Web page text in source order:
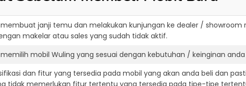
janji temu dan melakukan kunjungan ke dealer / showroom
makelar atau sales yang sudah tidak aktif.
mobil Wuling yang sesuai dengan kebutuhan / keinginan
dan fitur yang tersedia pada mobil yang akan anda beli dan
tidak memerlukan fitur tertentu yang tersedia pada tipe-tipe